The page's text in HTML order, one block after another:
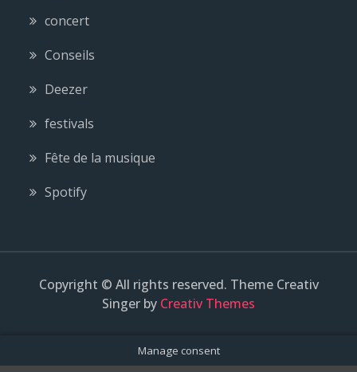
concert
Conseils
Deezer
festivals
Fête de la musique
Spotify
Copyright © All rights reserved. Theme Creativ
Singer by Creativ Themes
Manage consent